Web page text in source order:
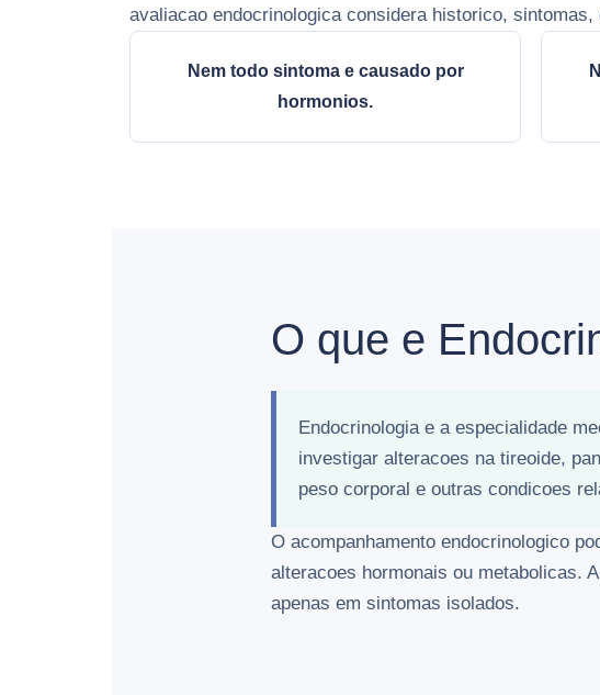
avaliacao endocrinologica considera historico,
Nem todo sintoma e causado por
hormonios.
O que e
Endocrinologia e a especialidade
investigar alteracoes na tireoide,
peso corporal e outras condicoes
O acompanhamento endocrinologico
alteracoes hormonais ou metabolicas.
apenas em sintomas isolados.